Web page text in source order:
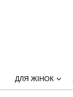
ДЛЯ ЖІНОК